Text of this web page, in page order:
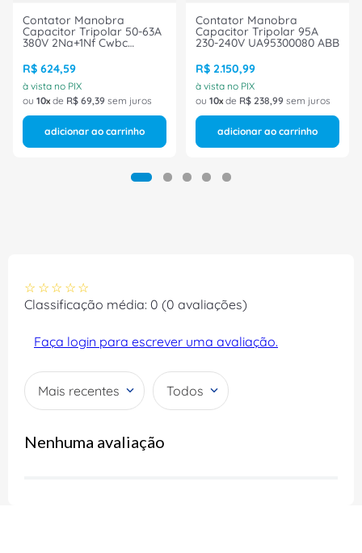
Contator Manobra
Capacitor Tripolar 50-63A
380V 2Na+1Nf Cwbc
R$ 624,59
à vista no PIX
ou 10 de R$ 69,39 sem juros
adicionar ao carrinho
Contator Manobra
Capacitor Tripolar 95A
230-240V UA95300080 ABB
R$ 2.150,99
à vista no PIX
ou 10 de R$ 238,99 sem juros
adicionar ao carrinho
☆ ☆ ☆ ☆ ☆
Classificação média: 0 (0 avaliações)
Faça login para escrever uma avaliação.
Mais recentes Todos
Nenhuma avaliação